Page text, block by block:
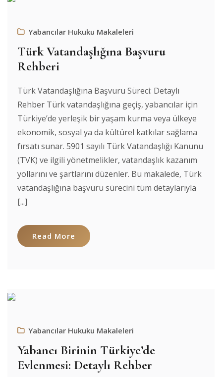
Yabancılar Hukuku Makaleleri
Türk Vatandaşlığına Başvuru
Rehberi
Türk Vatandaşlığına Başvuru Süreci: Detaylı
Rehber Türk vatandaşlığına geçiş, yabancılar için
Türkiye’de yerleşik bir yaşam kurma veya ülkeye
ekonomik, sosyal ya da kültürel katkılar sağlama
fırsatı sunar. 5901 sayılı Türk Vatandaşlığı Kanunu
(TVK) ve ilgili yönetmelikler, vatandaşlık kazanım
yollarını ve şartlarını düzenler. Bu makalede, Türk
vatandaşlığına başvuru sürecini tüm detaylarıyla
[...]
Read More
Yabancılar Hukuku Makaleleri
Yabancı Birinin Türkiye’de
Evlenmesi: Detaylı Rehber